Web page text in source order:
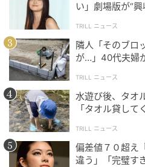
い」劇場版が“
TRILL ニュース
隣人「そのブロ
が…」40代夫婦
TRILL ニュース
水遊び後、タ
「タオル貸して
TRILL ニュース
偏差値７０超え
違う」「完璧す